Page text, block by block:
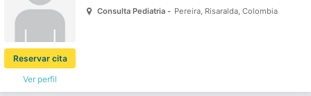
Ver perfil
Reservar cita
Consulta Pediatria - Pereira, Risaralda, Colombia